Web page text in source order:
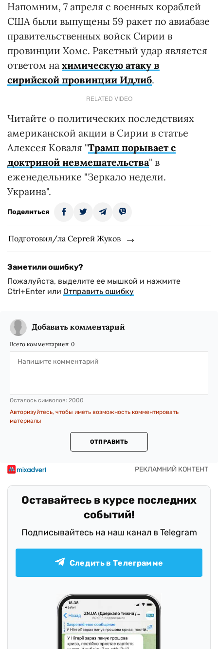
Напомним, 7 апреля с военных кораблей
США были выпущены 59 ракет по авиабазе
правительственных войск Сирии в
провинции Хомс. Ракетный удар является
ответом на химическую атаку в
сирийской провинции Идлиб.
RELATED VIDEO
Читайте о политических последствиях
американской акции в Сирии в статье
Алексея Коваля "Трамп порывает с
доктриной невмешательства" в
еженедельнике "Зеркало недели.
Украина".
Поделиться
Подготовил/ла Сергей Жуков
Заметили ошибку?
Пожалуйста, выделите ее мышкой и нажмите
Ctrl+Enter или Отправить ошибку
Добавить комментарий
Всего комментариев: 0
Осталось символов: 2000
Авторизуйтесь, чтобы иметь возможность комментировать
материалы
ОТПРАВИТЬ
Оставайтесь в курсе последних
событий!
Подписывайтесь на наш канал в Telegram
Следить в Телеграмме